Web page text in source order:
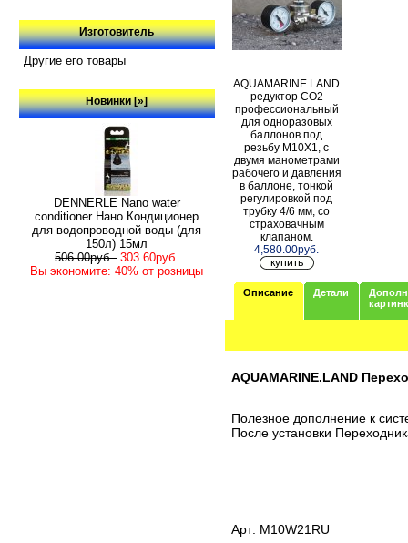
Изготовитель
Другие его товары
Новинки [»]
DENNERLE Nano water
conditioner Нано Кондиционер
для водопроводной воды (для
150л) 15мл
506.00руб. 303.60руб.
Вы экономите: 40% от розницы
AQUAMARINE.LAND
редуктор СО2
профессиональный
для одноразовых
баллонов под
резьбу M10X1, с
двумя манометрами
рабочего и давления
в баллоне, тонкой
регулировкой под
трубку 4/6 мм, со
страховачным
клапаном.
4,580.00руб.
Описание Детали
AQUAMARINE.LAND
Полезное дополнение к
После установки
Арт: M10W21RU